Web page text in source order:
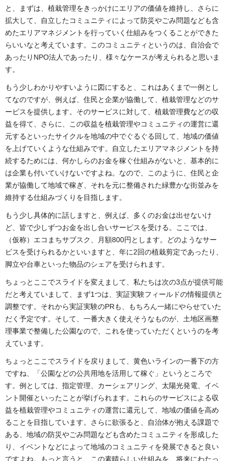
と、まずは、植栽管理をきっかけにエリアの価値を維持し、さらに
拡大して、自立したコミュニティによって防災やごみ問題なども含
めたエリアマネジメントを行っていく仕組みをつくることができた
らいいなと考えています。このコミュニティというのは、自治会で
あったりNPO法人であったり、様々なケースが考えられると思いま
す。
もう少しわかりやすいように図にすると、これはあくまで一例とし
てなのですが、例えば、住民と企業が協働して、植栽管理などのサ
ービスを提供します。そのサービスに対して、植栽管理費などの収
益を得て、さらに、この収益を植栽管理やコミュニティの運営に還
元するといったサイクルを地域の中でぐるぐる回して、地域の価値
を上げていくような仕組みです。自立したエリアマネジメントを持
続するためには、何かしらのお金を稼ぐ仕組みがないと、基本的に
は企業も付いていけないですよね。なので、このように、住民と企
業が協働して地域で稼ぎ、それを元に整備された緑豊かな街並みを
維持する仕組みづくりを目指します。
もう少し具体的に話しますと、例えば、多くのお金は出せないけ
ど、皆で少しずつお金を出し合いサービスを受ける。ここでは、
（仮称）エコまちサブスク、月額800円とします。どのようなサー
ビスを受けられるかといいますと、年に2回の植栽剪定であったり、
脚立や台車といった物品のシェアを受けられます。
ちょっとここでスライドを変えまして、私たちは次の3点が提供可能
だと考えていまして、まず1つは、実証実験フィールドの情報提供と
調整です。それから実証実験のPRも、もちろん一緒にやらせていた
だく予定です。そして、一番大きく使えそうなものが、土地区画整
理事業で整備した公園なので、これを使っていただくというのを考
えています。
ちょっとここでスライドを戻りまして、黄色いラインの一番下の方
ですね、「公園などの公共用地を活用して稼ぐ」というところで
す。例としては、指定管理、カーシェアリング、太陽光発電、イベ
ント開催といったことが挙げられます。これらのサービスによる収
益を植栽管理やコミュニティの運営に還元して、地域の価値を高め
ることを目指しています。さらに欲張ると、自治体が抱える課題で
ある、地域の防災やごみ問題なども含めたコミュニティを形成した
り、イベントなどによって地域のコミュニティを発展できると良い
ですよね。もっと言うと、この素晴らしい仕組みを、将来にわたっ